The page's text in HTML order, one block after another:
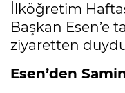
İlköğretim
Başkan Esen’e
ziyaretten
Esen’den